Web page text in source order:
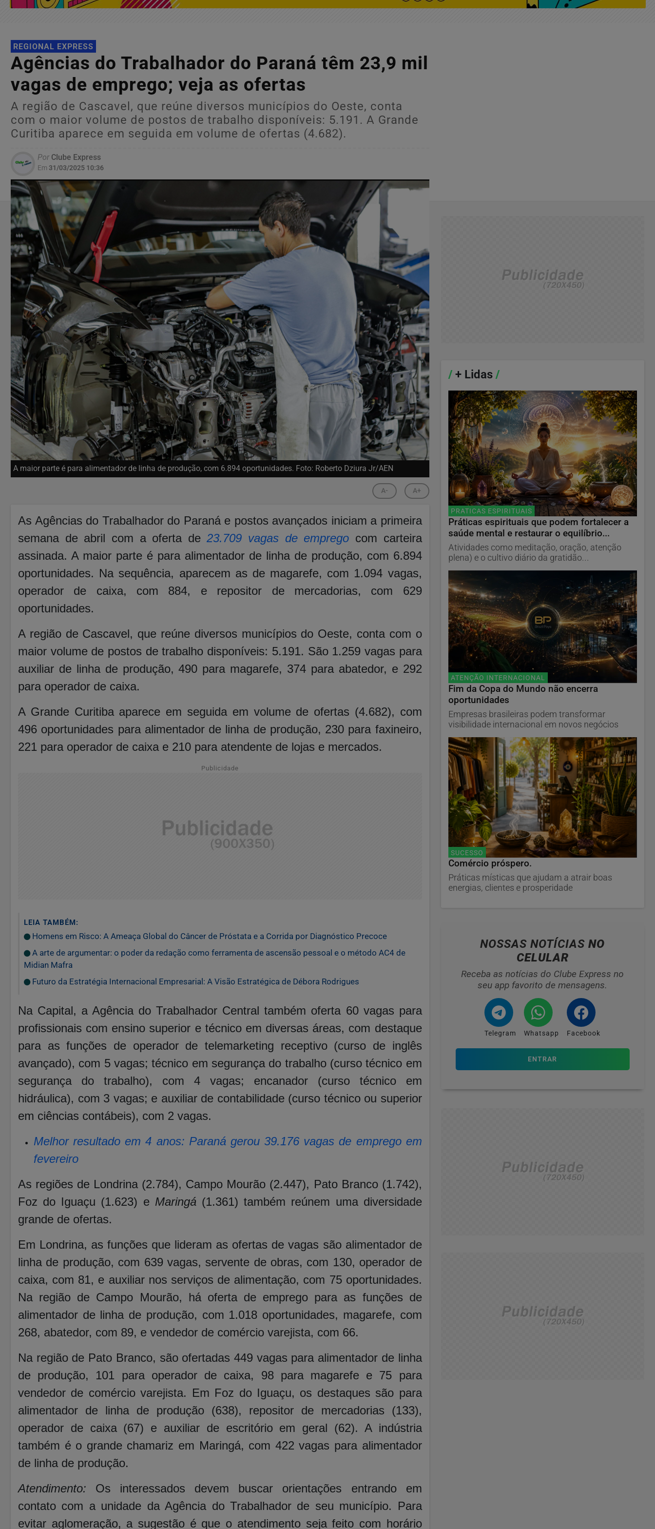
REGIONAL EXPRESS
Agências do Trabalhador do Paraná têm 23,9 mil
vagas de emprego; veja as ofertas
A região de Cascavel, que reúne diversos municípios do Oeste, conta
com o maior volume de postos de trabalho disponíveis: 5.191. A Grande
Curitiba aparece em seguida em volume de ofertas (4.682).
PorClube Express
Em 31/03/2025 10:36
A maior parte é para alimentador de linha de produção, com 6.894 oportunidades. Foto: Roberto Dziura Jr/AEN
A- A+
As Agências do Trabalhador do Paraná e postos avançados iniciam a primeira
semana de abril com a oferta de23.709 vagas de emprego com carteira
assinada. A maior parte é para alimentador de linha de produção, com 6.894
oportunidades. Na sequência, aparecem as de magarefe, com 1.094 vagas,
operador de caixa, com 884, e repositor de mercadorias, com 629
oportunidades.
A região de Cascavel, que reúne diversos municípios do Oeste, conta com o
maior volume de postos de trabalho disponíveis: 5.191. São 1.259 vagas para
auxiliar de linha de produção, 490 para magarefe, 374 para abatedor, e 292
para operador de caixa.
A Grande Curitiba aparece em seguida em volume de ofertas (4.682), com
496 oportunidades para alimentador de linha de produção, 230 para faxineiro,
221 para operador de caixa e 210 para atendente de lojas e mercados.
Publicidade
LEIA TAMBÉM:
Homens em Risco: A Ameaça Global do Câncer de Próstata e a Corrida por Diagnóstico Precoce
A arte de argumentar: o poder da redação como ferramenta de ascensão pessoal e o método AC4 de
Midian Mafra
Futuro da Estratégia Internacional Empresarial: A Visão Estratégica de Débora Rodrigues
Na Capital, a Agência do Trabalhador Central também oferta 60 vagas para
profissionais com ensino superior e técnico em diversas áreas, com destaque
para as funções de operador de telemarketing receptivo (curso de inglês
avançado), com 5 vagas; técnico em segurança do trabalho (curso técnico em
segurança do trabalho), com 4 vagas; encanador (curso técnico em
hidráulica), com 3 vagas; e auxiliar de contabilidade (curso técnico ou superior
em ciências contábeis), com 2 vagas.
Melhor resultado em 4 anos: Paraná gerou 39.176 vagas de emprego em
fevereiro
As regiões de Londrina (2.784), Campo Mourão (2.447), Pato Branco (1.742),
Foz do Iguaçu (1.623) eMaringá(1.361) também reúnem uma diversidade
grande de ofertas.
Em Londrina, as funções que lideram as ofertas de vagas são alimentador de
linha de produção, com 639 vagas, servente de obras, com 130, operador de
caixa, com 81, e auxiliar nos serviços de alimentação, com 75 oportunidades.
Na região de Campo Mourão, há oferta de emprego para as funções de
alimentador de linha de produção, com 1.018 oportunidades, magarefe, com
268, abatedor, com 89, e vendedor de comércio varejista, com 66.
Na região de Pato Branco, são ofertadas 449 vagas para alimentador de linha
de produção, 101 para operador de caixa, 98 para magarefe e 75 para
vendedor de comércio varejista. Em Foz do Iguaçu, os destaques são para
alimentador de linha de produção (638), repositor de mercadorias (133),
operador de caixa (67) e auxiliar de escritório em geral (​​62). A indústria
também é o grande chamariz em Maringá, com 422 vagas para alimentador
de linha de produção.
Atendimento: Os interessados devem buscar orientações entrando em
contato com a unidade da Agência do Trabalhador de seu município. Para
evitar aglomeração, a sugestão é que o atendimento seja feito com horário
/+ Lidas /
PRATICAS ESPIRITUAIS
Práticas espirituais que podem fortalecer a
saúde mental e restaurar o equilíbrio...
Atividades como meditação, oração, atenção
plena) e o cultivo diário da gratidão...
ATENÇÃO INTERNACIONAL
Fim da Copa do Mundo não encerra
oportunidades
Empresas brasileiras podem transformar
visibilidade internacional em novos negócios
SUCESSO
Comércio próspero.
Práticas místicas que ajudam a atrair boas
energias, clientes e prosperidade
NOSSAS NOTÍCIASNO
CELULAR
Receba as notícias do Clube Express no
seu app favorito de mensagens.
Telegram Whatsapp Facebook
ENTRAR